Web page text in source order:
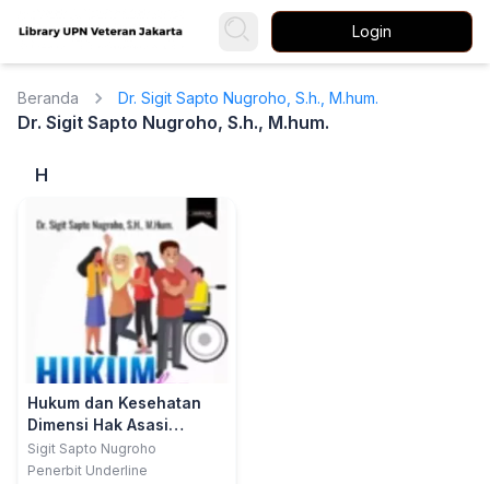
Login
Beranda Dr. Sigit Sapto Nugroho, S.h., M.hum.
Dr. Sigit Sapto Nugroho, S.h., M.hum.
H
Hukum dan Kesehatan
Dimensi Hak Asasi
Manusia
Sigit Sapto Nugroho
Penerbit Underline